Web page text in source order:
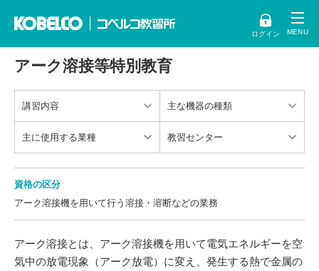
ログイン
アーク溶接等特別教育
講習内容 主な機器の種類
主に使用する業種 教習センター
資格の区分
アーク溶接機を用いて行う溶接・溶断などの業務
アーク溶接とは、アーク溶接機を用いて電気エネルギーを空
気中の放電現象（アーク放電）に変え、発生する熱で金属の